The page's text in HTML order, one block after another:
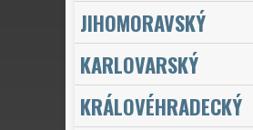
JIHOMORAVSKÝ
KARLOVARSKÝ
KRÁLOVÉHRADECKÝ